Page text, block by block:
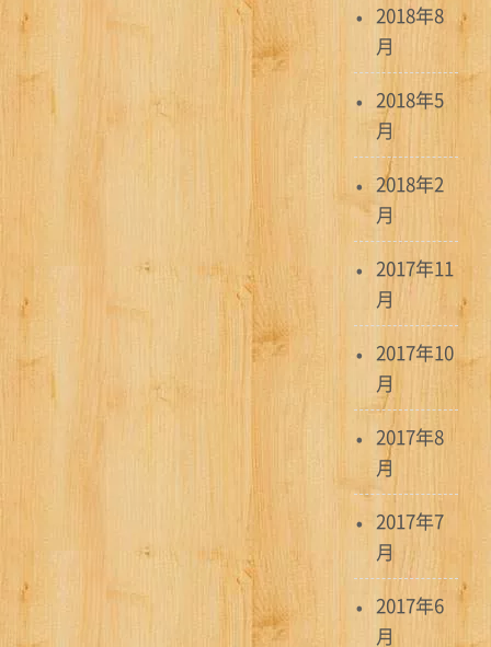
2018年8
月
2018年5
月
2018年2
月
2017年11
月
2017年10
月
2017年8
月
2017年7
月
2017年6
月